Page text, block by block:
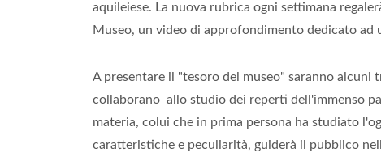
aquileiese. La nuova rubrica ogni settimana
Museo, un video di approfondimento dedicato ad
A presentare il "tesoro del museo" saranno alcuni
collaborano allo studio dei reperti dell'immenso
materia, colui che in prima persona ha studiato
caratteristiche e peculiarità, guiderà il pubblico